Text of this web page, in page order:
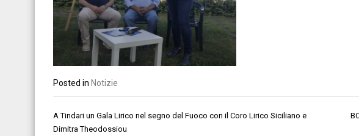
Posted in Notizie
Navigazione
articoli
A Tindari un Gala Lirico nel segno del Fuoco con il Coro Lirico Siciliano e
Dimitra Theodossiou